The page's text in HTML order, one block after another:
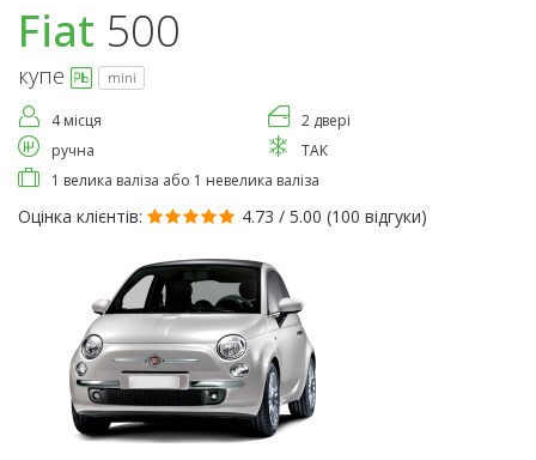
Fiat 500
купе mini
4 місця
2 двері
ручна
ТАК
1 велика валіза або 1 невелика валіза
Оцінка клієнтів: 4.73 / 5.00 (100 відгуки)